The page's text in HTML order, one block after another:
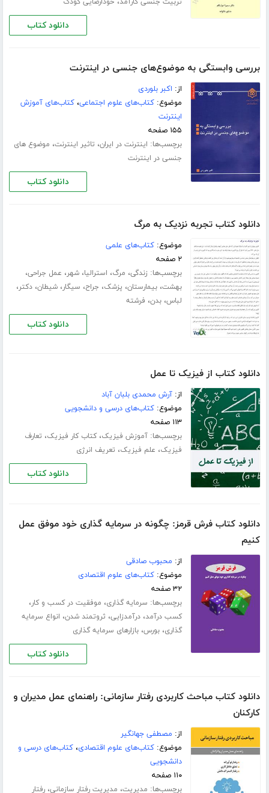
تربیت جنسی کارآمد خودارضایی کودک
دانلود کتاب
بررسی واب‍س‍ت‍گ‍ی‌ ب‍ه‌ م‍وض‍وع‌‌ه‍ای‌ ج‍ن‍س‍ی‌ در ای‍ن‍ت‍رن‍ت
از: اکبر بلوردی
موضوع:کتاب‌های علوم اجتماعی،کتاب‌های آموزش
اینترنت
۱۵۵ صفحه
برچسب‌ها: اینترنت در ایران، تاثیر اینترنت، موضوع های
جنسی در اینترنت
دانلود کتاب
دانلود کتاب تجربه نزدیک به مرگ
موضوع:کتاب‌های علمی
۲ صفحه
برچسب‌ها: زندگی، مرگ، استرالیا،شهر، عمل جراحی،
بهشت،بیمارستان، پزشک، جراح، سیگار،شیطان،دکتر،
لباس،بدن، فرشته
دانلود کتاب
دانلود کتاب از فیزیک تا عمل
از:آرش محمدی بلبان آباد
موضوع:کتاب‌های درسی و دانشجویی
۱۱۳ صفحه
برچسب‌ها:آموزش فیزیک،کتاب کار فیزیک، تعارف
فیزیک، علم فیزیک، تعریف انرژی
دانلود کتاب
دانلود کتاب فرش قرمز: چگونه در سرمایه گذاری خود موفق عمل
کنیم
از: محبوب صادقی
موضوع:کتاب‌های علوم اقتصادی
۳۲ صفحه
برچسب‌ها: سرمایه گذاری، موفقیت در کسب و کار،
کسب درآمد،درآمدزایی، ثروتمند شدن، انواع سرمایه
گذاری،بورس،بازارهای سرمایه گذاری
دانلود کتاب
دانلود کتاب مباحث کاربردی رفتار سازمانی: راهنمای عمل مدیران و
کارکنان
از: مصطفی جهانگیر
موضوع:کتاب‌های علوم اقتصادی،کتاب‌های درسی و
دانشجویی
۱۱۰ صفحه
برچسب‌ها: مدیریت، مدیریت رفتار سازمانی،رفتار